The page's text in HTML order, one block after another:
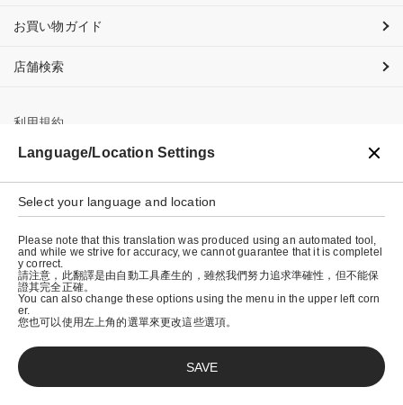
お買い物ガイド
店舗検索
利用規約
プライバシーポリシー
特定商取引法に基づく表示
会社概要
© graniph inc.
Language/Location Settings
Select your language and location
Please note that this translation was produced using an automated tool,
and while we strive for accuracy, we cannot guarantee that it is completel
y correct.
請注意，此翻譯是由自動工具產生的，雖然我們努力追求準確性，但不能保
證其完全正確。
You can also change these options using the menu in the upper left corn
er.
您也可以使用左上角的選單來更改這些選項。
SAVE